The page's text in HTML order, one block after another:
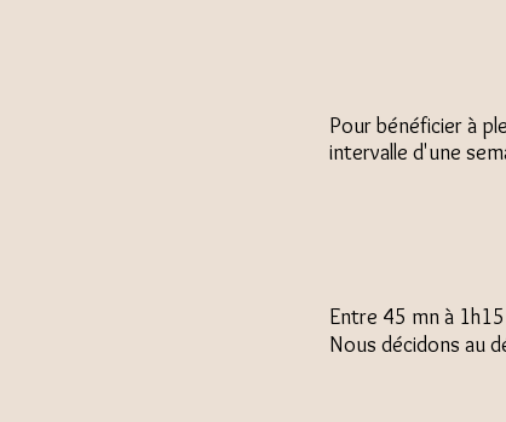
Pour bénéficier à
intervalle d'une
Entre 45 mn à
Nous décidons au